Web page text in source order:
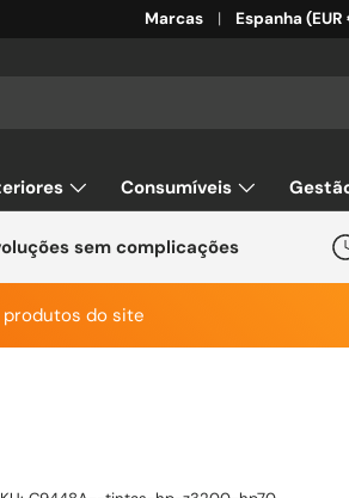
Marcas País/Região
Espanha
Consumíveis
sem complicações
produtos do site